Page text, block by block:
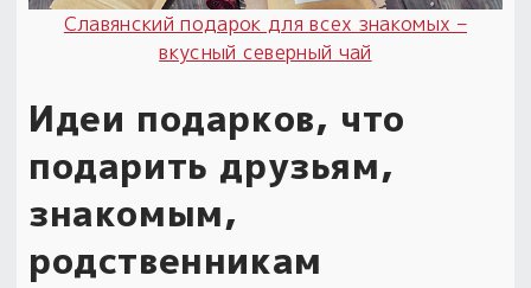
Славянский подарок для всех знакомых –
вкусный северный чай
Идеи подарков, что
подарить друзьям,
знакомым,
родственникам